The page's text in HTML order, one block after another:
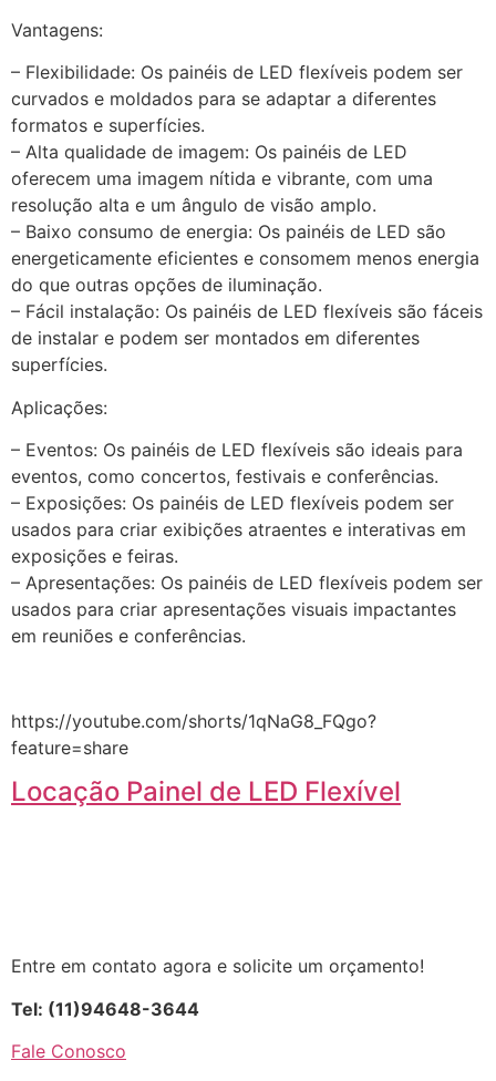
Vantagens:
– Flexibilidade: Os painéis de LED flexíveis podem ser
curvados e moldados para se adaptar a diferentes
formatos e superfícies.
– Alta qualidade de imagem: Os painéis de LED
oferecem uma imagem nítida e vibrante, com uma
resolução alta e um ângulo de visão amplo.
– Baixo consumo de energia: Os painéis de LED são
energeticamente eficientes e consomem menos energia
do que outras opções de iluminação.
– Fácil instalação: Os painéis de LED flexíveis são fáceis
de instalar e podem ser montados em diferentes
superfícies.
Aplicações:
– Eventos: Os painéis de LED flexíveis são ideais para
eventos, como concertos, festivais e conferências.
– Exposições: Os painéis de LED flexíveis podem ser
usados para criar exibições atraentes e interativas em
exposições e feiras.
– Apresentações: Os painéis de LED flexíveis podem ser
usados para criar apresentações visuais impactantes
em reuniões e conferências.
https://youtube.com/shorts/1qNaG8_FQgo?
feature=share
Locação Painel de LED Flexível
Entre em contato agora e solicite um orçamento!
Tel: (11)94648-3644
Fale Conosco